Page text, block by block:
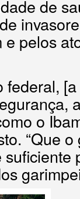
de
pelos
federal,
o
“Que